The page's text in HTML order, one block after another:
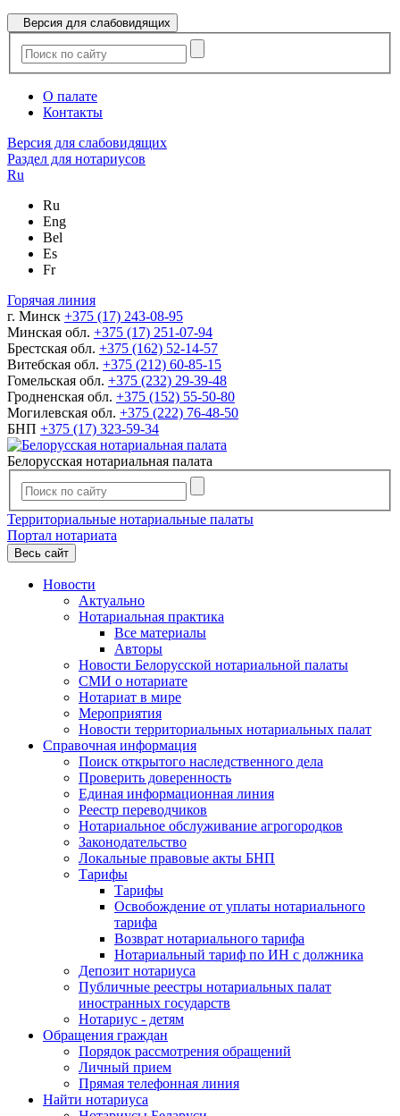
Версия для слабовидящих
О палате
Контакты
Версия для слабовидящих
Раздел для нотариусов
Ru
Ru
Eng
Bel
Es
Fr
Горячая линия
г. Минск +375 (17) 243-08-95
Минская обл. +375 (17) 251-07-94
Брестская обл. +375 (162) 52-14-57
Витебская обл. +375 (212) 60-85-15
Гомельская обл. +375 (232) 29-39-48
Гродненская обл. +375 (152) 55-50-80
Могилевская обл. +375 (222) 76-48-50
БНП +375 (17) 323-59-34
Белорусская нотариальная палата
Территориальные нотариальные палаты
Портал нотариата
Весь сайт
Новости
Актуально
Нотариальная практика
Все материалы
Авторы
Новости Белорусской нотариальной палаты
СМИ о нотариате
Нотариат в мире
Мероприятия
Новости территориальных нотариальных палат
Справочная информация
Поиск открытого наследственного дела
Проверить доверенность
Единая информационная линия
Реестр переводчиков
Нотариальное обслуживание агрогородков
Законодательство
Локальные правовые акты БНП
Тарифы
Тарифы
Освобождение от уплаты нотариального
тарифа
Возврат нотариального тарифа
Нотариальный тариф по ИН с должника
Депозит нотариуса
Публичные реестры нотариальных палат
иностранных государств
Нотариус - детям
Обращения граждан
Порядок рассмотрения обращений
Личный прием
Прямая телефонная линия
Найти нотариуса